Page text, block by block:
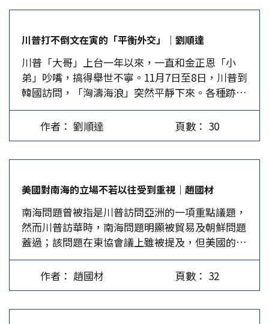
國則退至以中途島為界、太平洋以東地區，時間表
應在習近平所強調的兩個100年的第二個100年
─2049。…
年1月升任陸軍副司令，12月退伍。 2011年1月，
吳斯懷受邀擔任紅十字總會秘書長，至2012年6月
30日卸任。現為中央軍事院校校友總會常務理事、
陸軍官校校友總會副總會長，曾多次參與「中山‧
黃埔‧兩岸情」論壇。 2016年，吳斯懷因民進黨
政府破壞法治，違憲成立年改會，追殺軍人退休
俸，羞辱軍人尊嚴，於5月16日與軍公教勞幾位社
團負責人共同組織成立「監督年金改革行動聯
人走上街頭表達訴求。 2017年2月，吳斯懷透過個
人臉書號召千名退伍軍人，發動「八百壯士捍衛權
益」活動，在立法院前「埋鍋造飯，日日圍城」，
擔任副指揮官兼發言人。「八百壯士」之後發動多
次大型陳抗行動；9月，決定轉型登記為社團法
人，以長期維護現役及退役軍人權益。 問：您曾
在軍中率領部隊投入重大天災搶救行動，又在退伍
後出任紅十字會祕書長，請問天災救援最重要的課
川普打不倒文在寅的「平衡外交」｜劉順達
川普「大哥」上台一年以來，一直和金正恩「小
弟」吵嘴，搞得舉世不寧。11月7日至8日，川普到
韓國訪問，「洶濤海浪」突然平靜下來。各種跡象
顯示，只有「和平對話」一途解決問題。 南韓有
句很有名的老笑話，當個子高大的美國人欺負韓國
人時，矮小的韓國人只要緊握美國人的睪丸不放，
「國是訪問」韓國人稱之「國賓訪問」，意味國家
級的貴賓不能「馬馬虎虎」接待。川普抵韓之前，
儘管青瓦台不斷呼籲民眾以「東方禮儀之國」迎
賓，其實是婉轉警告220餘個「反美、反薩德」團
體不要「亂來」，但川普不會看不到首爾大街小巷
的「不歡迎川普」聲浪。 面對如此景象，11月8日
川普在南韓國會所做約30分鐘演講，酷似一位歷史
老師，又像一位傳教師，放下狂飆姿勢，表現得
作者： 劉順達 頁數： 30
美國對南海的立場不若以往受到重視｜趙國材
南海問題曾被指是川普訪問亞洲的一項重點議題，
然而川普訪華時，南海問題明顯被貿易及朝鮮問題
蓋過；該問題在東協會議上雖被提及，但美國的影
響力似乎已不若以往。 中菲妥善處理南海問題 這
次東協峰會的東道主菲律賓，曾經是中國在南海問
題上最頑強的對手，但杜特蒂上任後，擱置南海仲
作者： 趙國材 頁數： 32